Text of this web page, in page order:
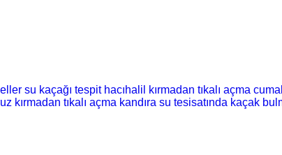
su kaçağı tespit hacıhalil kırmadan tıkalı açma
kırmadan tıkalı açma kandıra su tesisatında kaçak